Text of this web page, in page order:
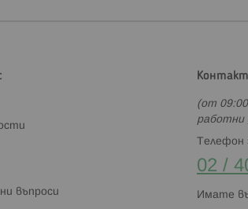
въпроси
(от
работни
Телефон
02 /
Имате